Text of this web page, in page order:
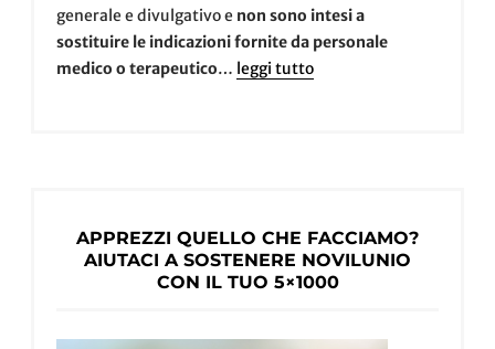
generale e divulgativo e non sono intesi a
sostituire le indicazioni fornite da personale
medico o terapeutico… leggi tutto
APPREZZI QUELLO CHE FACCIAMO?
AIUTACI A SOSTENERE NOVILUNIO
CON IL TUO 5×1000